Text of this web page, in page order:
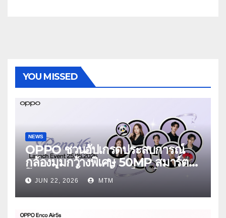
YOU MISSED
NEWS
OPPO ชวนอัปเกรดประสบการณ์
กล้องมุมกว้างพิเศษ 50MP สมาร์ต
โฟนเพื่อนซี้ เทรนดี้ทุกช็อต ใน
งาน OPPO Reno16 Series 5G
Launch Event 25 มิถุนายนนี้
JUN 22, 2026 MTM